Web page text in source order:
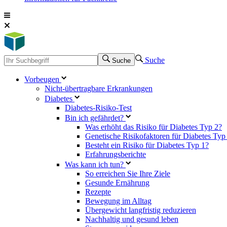
Suche Suche
Vorbeugen
Nicht-übertragbare Erkrankungen
Diabetes
Diabetes-Risiko-Test
Bin ich gefährdet?
Was erhöht das Risiko für Diabetes Typ 2?
Genetische Risikofaktoren für Diabetes Typ
Besteht ein Risiko für Diabetes Typ 1?
Erfahrungsberichte
Was kann ich tun?
So erreichen Sie Ihre Ziele
Gesunde Ernährung
Rezepte
Bewegung im Alltag
Übergewicht langfristig reduzieren
Nachhaltig und gesund leben